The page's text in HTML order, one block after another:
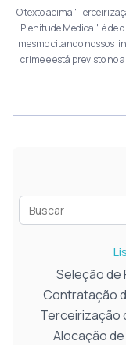
O texto acima
Plenitude Medical" é de
mesmo citando nossos
crime e está previsto no
Seleção de
Contratação
Terceirização
Alocação